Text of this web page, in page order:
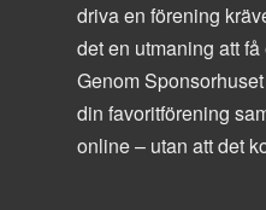
driva en förening
det en utmaning att
Genom
din favoritförening
online – utan att det